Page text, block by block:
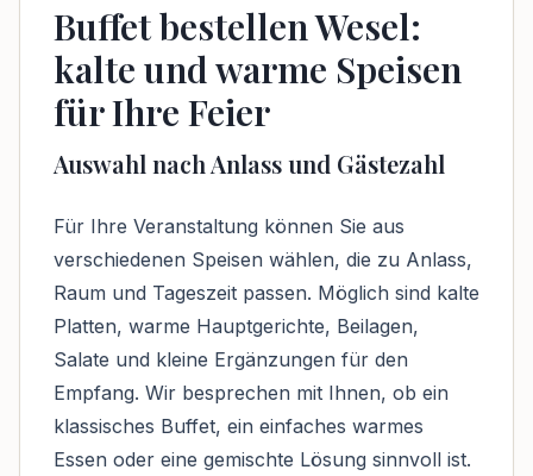
Buffet bestellen Wesel:
kalte und warme Speisen
für Ihre Feier
Auswahl nach Anlass und Gästezahl
Für Ihre Veranstaltung können Sie aus
verschiedenen Speisen wählen, die zu Anlass,
Raum und Tageszeit passen. Möglich sind kalte
Platten, warme Hauptgerichte, Beilagen,
Salate und kleine Ergänzungen für den
Empfang. Wir besprechen mit Ihnen, ob ein
klassisches Buffet, ein einfaches warmes
Essen oder eine gemischte Lösung sinnvoll ist.